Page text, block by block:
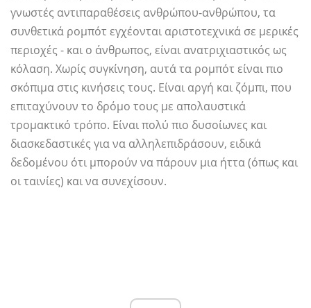
γνωστές αντιπαραθέσεις ανθρώπου-ανθρώπου, τα
συνθετικά ρομπότ εγχέονται αριστοτεχνικά σε μερικές
περιοχές - και ο άνθρωπος, είναι ανατριχιαστικός ως
κόλαση. Χωρίς συγκίνηση, αυτά τα ρομπότ είναι πιο
σκόπιμα στις κινήσεις τους. Είναι αργή και ζόμπι, που
επιταχύνουν το δρόμο τους με απολαυστικά
τρομακτικό τρόπο. Είναι πολύ πιο δυσοίωνες και
διασκεδαστικές για να αλληλεπιδράσουν, ειδικά
δεδομένου ότι μπορούν να πάρουν μια ήττα (όπως και
οι ταινίες) και να συνεχίσουν.